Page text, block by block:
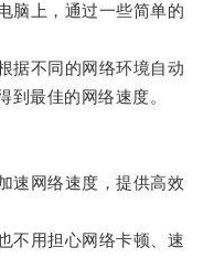
上，通过一些简单的
不同的网络环境自动
到最佳的网络速度。
网络速度，提供高效
用担心网络卡顿、速